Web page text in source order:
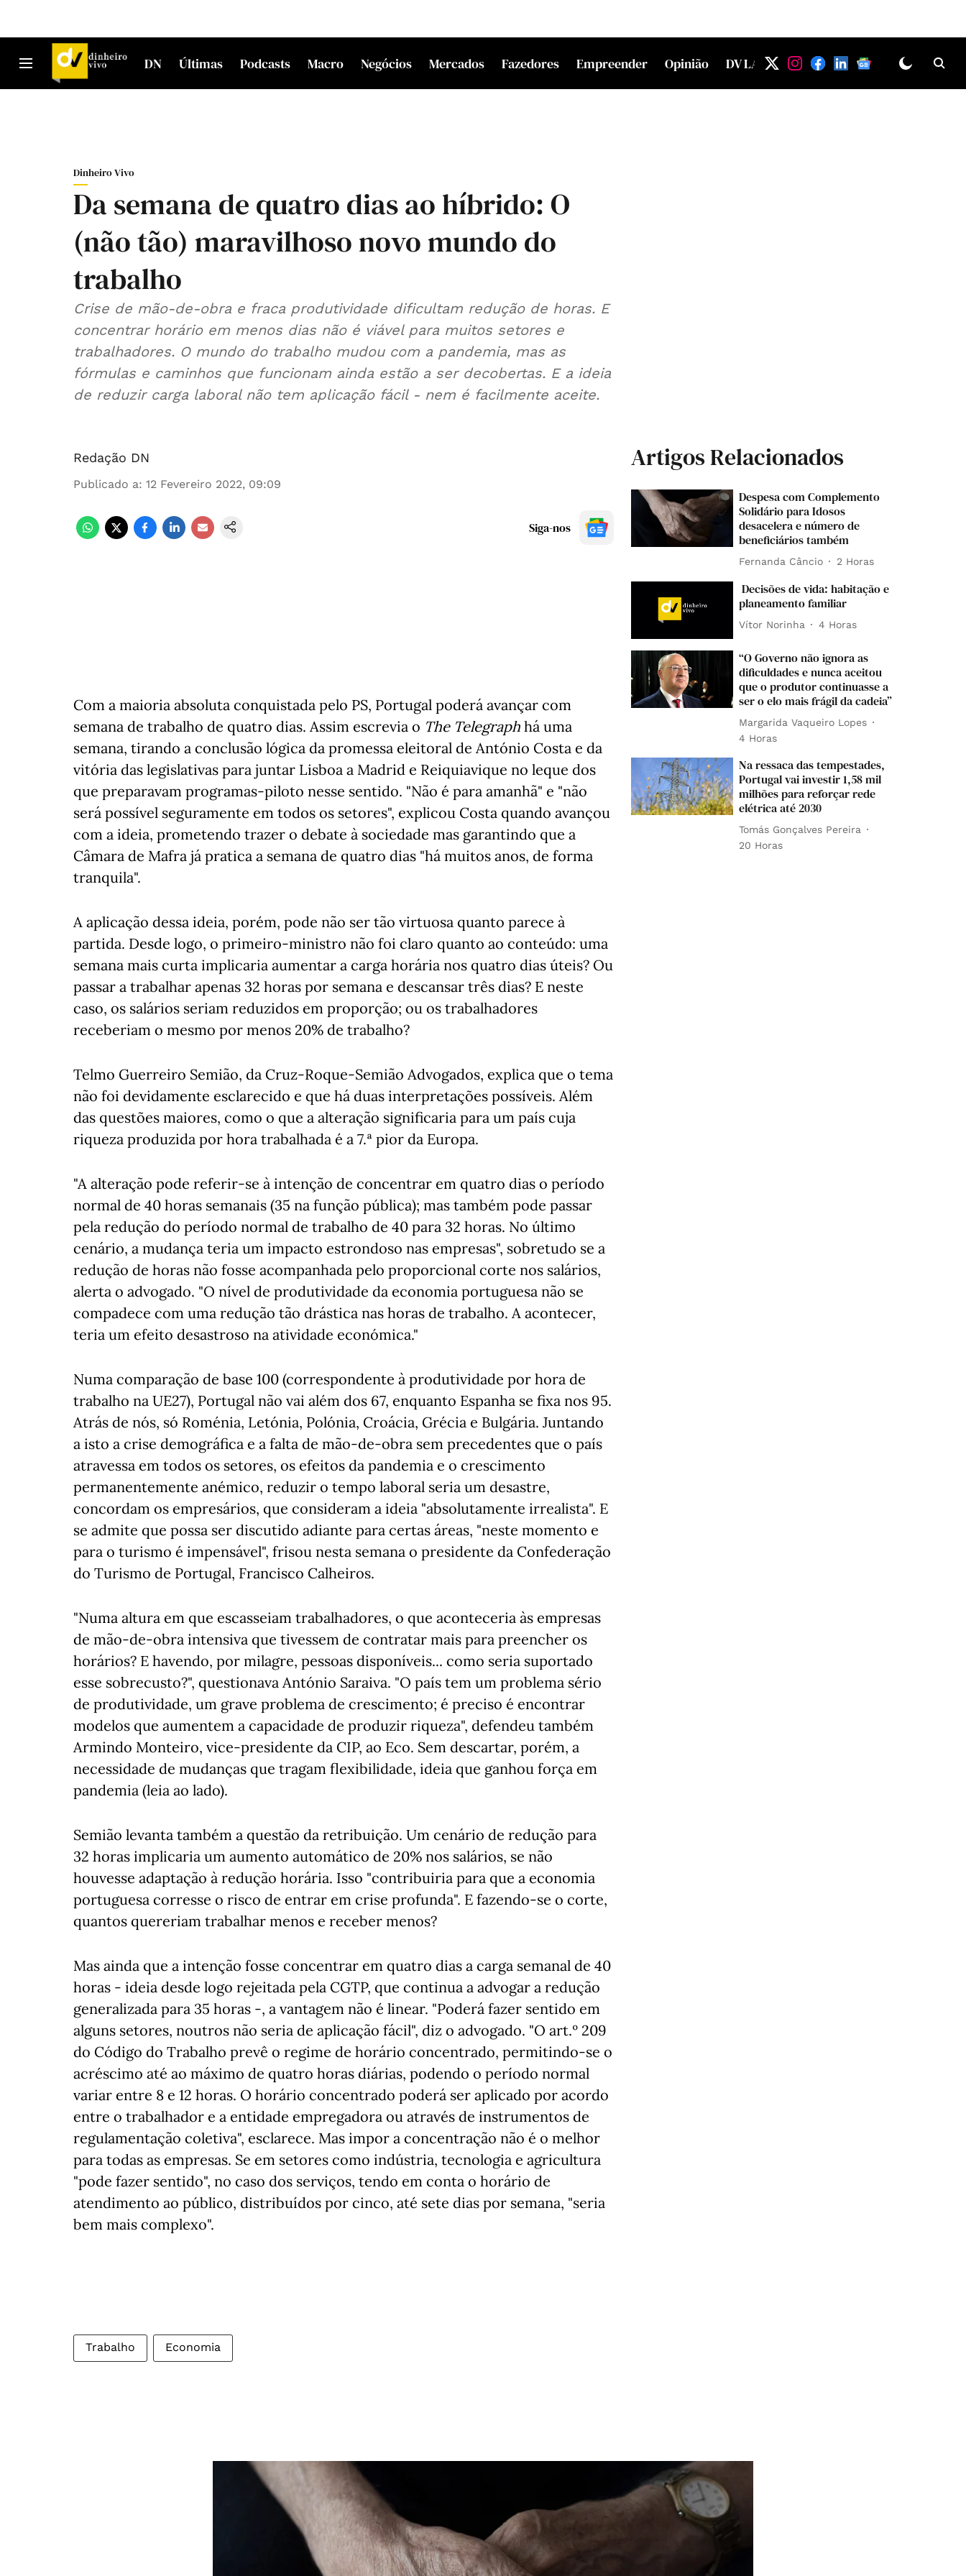
DN Últimas Podcasts Macro Negócios Mercados Fazedores Empreender Opinião DV LAB
Dinheiro Vivo
Da semana de quatro dias ao híbrido: O
(não tão) maravilhoso novo mundo do
trabalho
Crise de mão-de-obra e fraca produtividade dificultam redução de horas. E
concentrar horário em menos dias não é viável para muitos setores e
trabalhadores. O mundo do trabalho mudou com a pandemia, mas as
fórmulas e caminhos que funcionam ainda estão a ser decobertas. E a ideia
de reduzir carga laboral não tem aplicação fácil - nem é facilmente aceite.
Redação DN
Publicado a: 12 Fevereiro 2022, 09:09
Siga-nos
Com a maioria absoluta conquistada pelo PS, Portugal poderá avançar com
semana de trabalho de quatro dias. Assim escrevia o The Telegraph há uma
semana, tirando a conclusão lógica da promessa eleitoral de António Costa e da
vitória das legislativas para juntar Lisboa a Madrid e Reiquiavique no leque dos
que preparavam programas-piloto nesse sentido. "Não é para amanhã" e "não
será possível seguramente em todos os setores", explicou Costa quando avançou
com a ideia, prometendo trazer o debate à sociedade mas garantindo que a
Câmara de Mafra já pratica a semana de quatro dias "há muitos anos, de forma
tranquila".
A aplicação dessa ideia, porém, pode não ser tão virtuosa quanto parece à
partida. Desde logo, o primeiro-ministro não foi claro quanto ao conteúdo: uma
semana mais curta implicaria aumentar a carga horária nos quatro dias úteis? Ou
passar a trabalhar apenas 32 horas por semana e descansar três dias? E neste
caso, os salários seriam reduzidos em proporção; ou os trabalhadores
receberiam o mesmo por menos 20% de trabalho?
Telmo Guerreiro Semião, da Cruz-Roque-Semião Advogados, explica que o tema
não foi devidamente esclarecido e que há duas interpretações possíveis. Além
das questões maiores, como o que a alteração significaria para um país cuja
riqueza produzida por hora trabalhada é a 7.ª pior da Europa.
"A alteração pode referir-se à intenção de concentrar em quatro dias o período
normal de 40 horas semanais (35 na função pública); mas também pode passar
pela redução do período normal de trabalho de 40 para 32 horas. No último
cenário, a mudança teria um impacto estrondoso nas empresas", sobretudo se a
redução de horas não fosse acompanhada pelo proporcional corte nos salários,
alerta o advogado. "O nível de produtividade da economia portuguesa não se
compadece com uma redução tão drástica nas horas de trabalho. A acontecer,
teria um efeito desastroso na atividade económica."
Numa comparação de base 100 (correspondente à produtividade por hora de
trabalho na UE27), Portugal não vai além dos 67, enquanto Espanha se fixa nos 95.
Atrás de nós, só Roménia, Letónia, Polónia, Croácia, Grécia e Bulgária. Juntando
a isto a crise demográfica e a falta de mão-de-obra sem precedentes que o país
atravessa em todos os setores, os efeitos da pandemia e o crescimento
permanentemente anémico, reduzir o tempo laboral seria um desastre,
concordam os empresários, que consideram a ideia "absolutamente irrealista". E
se admite que possa ser discutido adiante para certas áreas, "neste momento e
para o turismo é impensável", frisou nesta semana o presidente da Confederação
do Turismo de Portugal, Francisco Calheiros.
"Numa altura em que escasseiam trabalhadores, o que aconteceria às empresas
de mão-de-obra intensiva que tivessem de contratar mais para preencher os
horários? E havendo, por milagre, pessoas disponíveis... como seria suportado
esse sobrecusto?", questionava António Saraiva. "O país tem um problema sério
de produtividade, um grave problema de crescimento; é preciso é encontrar
modelos que aumentem a capacidade de produzir riqueza", defendeu também
Armindo Monteiro, vice-presidente da CIP, ao Eco. Sem descartar, porém, a
necessidade de mudanças que tragam flexibilidade, ideia que ganhou força em
pandemia (leia ao lado).
Semião levanta também a questão da retribuição. Um cenário de redução para
32 horas implicaria um aumento automático de 20% nos salários, se não
houvesse adaptação à redução horária. Isso "contribuiria para que a economia
portuguesa corresse o risco de entrar em crise profunda". E fazendo-se o corte,
quantos quereriam trabalhar menos e receber menos?
Mas ainda que a intenção fosse concentrar em quatro dias a carga semanal de 40
horas - ideia desde logo rejeitada pela CGTP, que continua a advogar a redução
generalizada para 35 horas -, a vantagem não é linear. "Poderá fazer sentido em
alguns setores, noutros não seria de aplicação fácil", diz o advogado. "O art.º 209
do Código do Trabalho prevê o regime de horário concentrado, permitindo-se o
acréscimo até ao máximo de quatro horas diárias, podendo o período normal
variar entre 8 e 12 horas. O horário concentrado poderá ser aplicado por acordo
entre o trabalhador e a entidade empregadora ou através de instrumentos de
regulamentação coletiva", esclarece. Mas impor a concentração não é o melhor
para todas as empresas. Se em setores como indústria, tecnologia e agricultura
"pode fazer sentido", no caso dos serviços, tendo em conta o horário de
atendimento ao público, distribuídos por cinco, até sete dias por semana, "seria
bem mais complexo".
Trabalho Economia
Artigos Relacionados
Despesa com Complemento
Solidário para Idosos
desacelera e número de
beneficiários também
Fernanda Câncio 2 Horas
Decisões de vida: habitação e
planeamento familiar
Vítor Norinha 4 Horas
“O Governo não ignora as
dificuldades e nunca aceitou
que o produtor continuasse a
ser o elo mais frágil da cadeia”
Margarida Vaqueiro Lopes
4 Horas
Na ressaca das tempestades,
Portugal vai investir 1,58 mil
milhões para reforçar rede
elétrica até 2030
Tomás Gonçalves Pereira
20 Horas